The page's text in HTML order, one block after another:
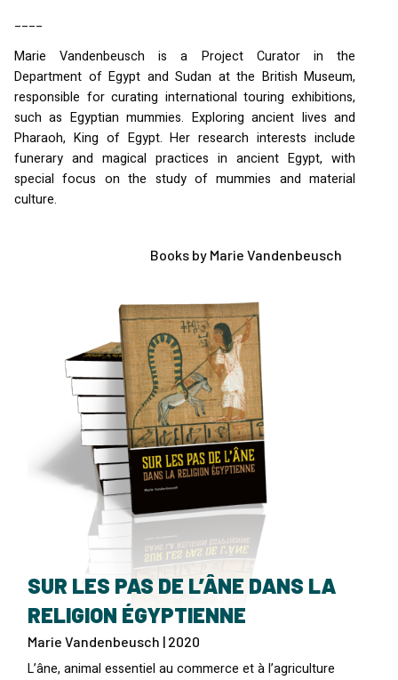
____
Marie Vandenbeusch is a Project Curator in the
Department of Egypt and Sudan at the British Museum,
responsible for curating international touring exhibitions,
such as Egyptian mummies. Exploring ancient lives and
Pharaoh, King of Egypt. Her research interests include
funerary and magical practices in ancient Egypt, with
special focus on the study of mummies and material
culture.
Books by Marie Vandenbeusch
SUR LES PAS DE L’ÂNE DANS LA
RELIGION ÉGYPTIENNE
Marie Vandenbeusch | 2020
L’âne, animal essentiel au commerce et à l’agriculture